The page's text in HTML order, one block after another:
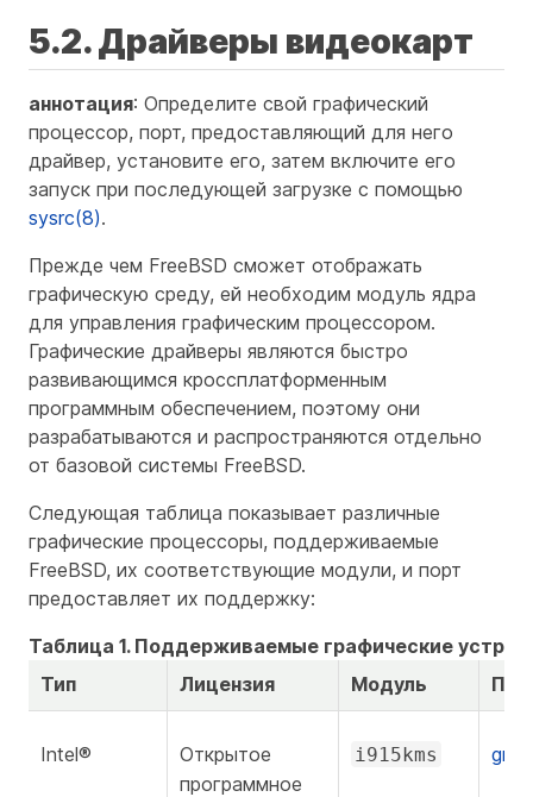
5.2. Драйверы видеокарт
аннотация: Определите свой графический
процессор, порт, предоставляющий для него
драйвер, установите его, затем включите его
запуск при последующей загрузке с помощью
sysrc(8).
Прежде чем FreeBSD сможет отображать
графическую среду, ей необходим модуль ядра
для управления графическим процессором.
Графические драйверы являются быстро
развивающимся кроссплатформенным
программным обеспечением, поэтому они
разрабатываются и распространяются отдельно
от базовой системы FreeBSD.
Следующая таблица показывает различные
графические процессоры, поддерживаемые
FreeBSD, их соответствующие модули, и порт
предоставляет их поддержку:
Таблица 1. Поддерживаемые графические
Тип
Лицензия Модуль
Intel®
Открытое
программное
i915kms